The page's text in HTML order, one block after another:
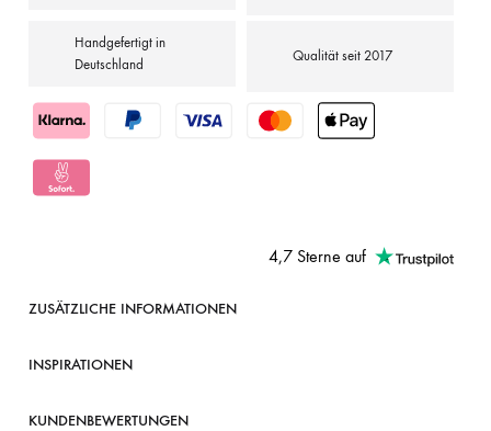
Handgefertigt in
Deutschland
Qualität seit 2017
4,7 Sterne auf
ZUSÄTZLICHE INFORMATIONEN
INSPIRATIONEN
KUNDENBEWERTUNGEN